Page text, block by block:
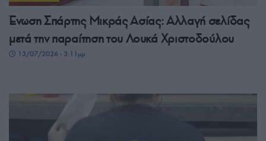
Ένωση Σπάρτης Μικράς Ασίας: Αλλαγή σελίδας
μετά την παραίτηση του Λουκά Χριστοδούλου
13/07/2026 - 3:11μμ